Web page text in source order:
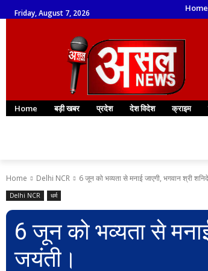
Friday, August 7, 2026 Home
Home बड़ी खबर प्रदेश देश विदेश क्राइम
Home Delhi NCR 6 जून को भव्यता से मनाई जाएगी, भगवान श्री
Delhi NCR धर्म
6 जून को भव्यता से
जयंती।